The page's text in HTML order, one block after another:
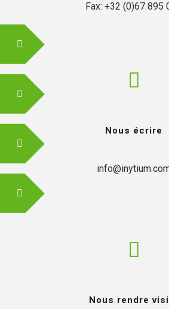
FR
EN
Fax: +32 (0)67 895
Nous écrire
Nous rendre